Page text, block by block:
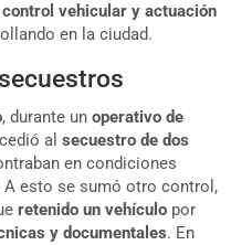
vehicular y actuación
en la ciudad.
, durante un operativo de
al secuestro de dos
en condiciones
A esto se sumó otro control,
retenido un vehículo por
y documentales. En